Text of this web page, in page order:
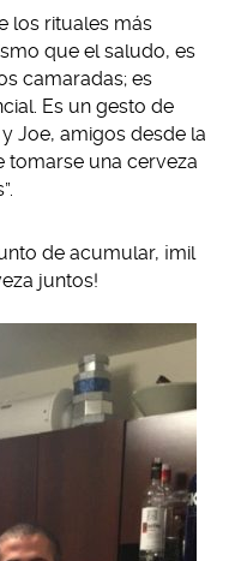
los rituales más
que el saludo, es
camaradas; es
Es un gesto de
Joe, amigos desde la
tomarse una cerveza
de acumular, ¡mil
juntos!